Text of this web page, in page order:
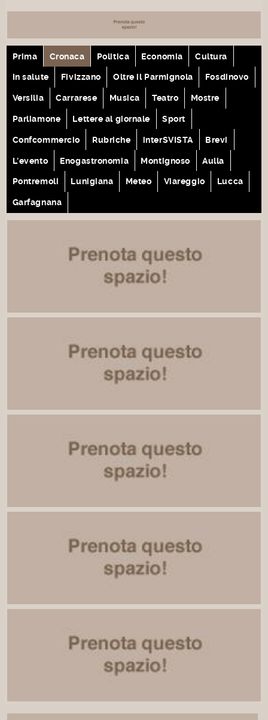
Prima Cronaca Politica Economia Cultura
In salute Fivizzano Oltre il Parmignola Fosdinovo
Versilia Carrarese Musica Teatro Mostre
Parliamone Lettere al giornale Sport
Confcommercio Rubriche interSVISTA Brevi
L'evento Enogastronomia Montignoso Aulla
Pontremoli Lunigiana Meteo Viareggio Lucca
Garfagnana